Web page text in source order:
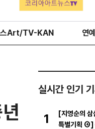
스Art/TV-KAN 연
실시간 인기
1
[지영순의 삼
특별기획 ④]